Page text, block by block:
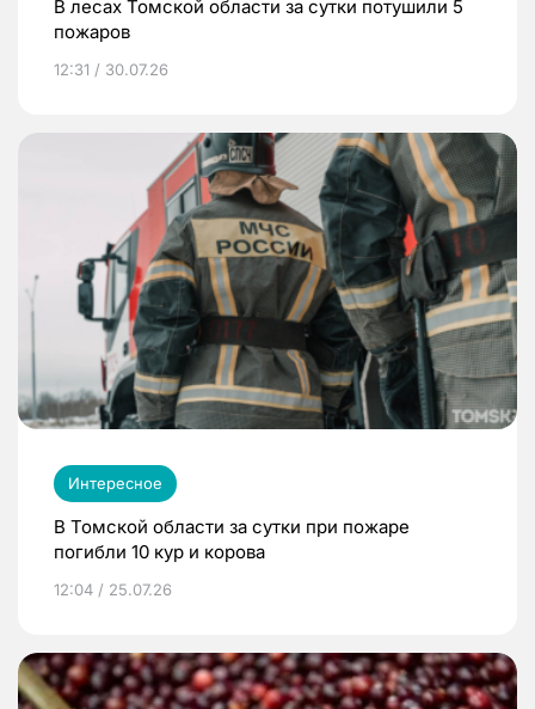
В лесах Томской области за сутки потушили 5
пожаров
12:31 / 30.07.26
Интересное
В Томской области за сутки при пожаре
погибли 10 кур и корова
12:04 / 25.07.26